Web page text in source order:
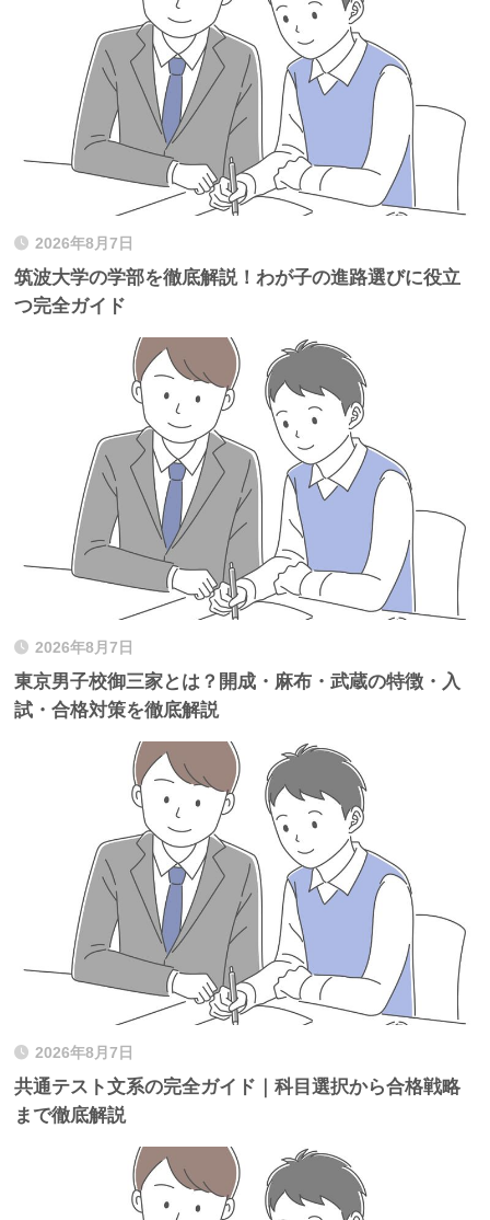
2026年8月7日
筑波大学の学部を徹底解説！わが子の進路選びに役立
つ完全ガイド
2026年8月7日
東京男子校御三家とは？開成・麻布・武蔵の特徴・入
試・合格対策を徹底解説
2026年8月7日
共通テスト文系の完全ガイド｜科目選択から合格戦略
まで徹底解説